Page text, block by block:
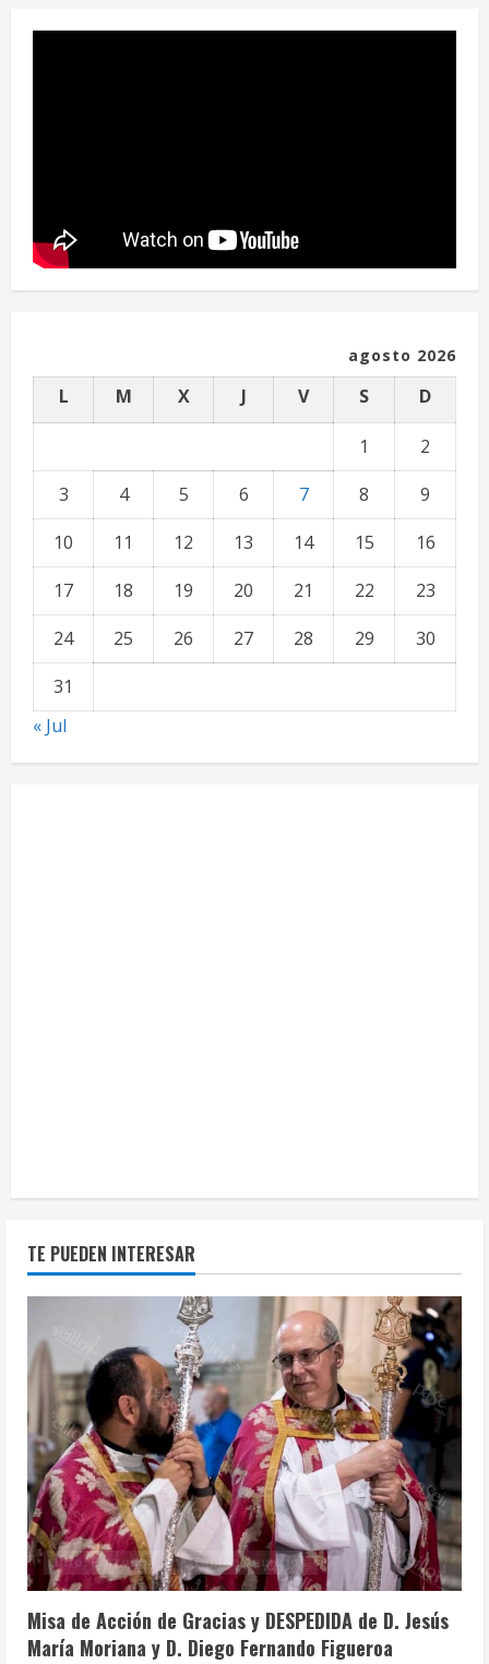
l
d
o
agosto 2026
L M X J V S D
1
2
3
4 5 6 7 8
9
10
11 12 13 14 15
16
17
18 19 20 21 22
23
24
25 26 27 28 29
30
31
« Jul
TE PUEDEN INTERESAR
Info. Parroquial Tablón Anuncios
Misa de Acción de Gracias y DESPEDIDA de D. Jesús
María Moriana y D. Diego Fernando Figueroa